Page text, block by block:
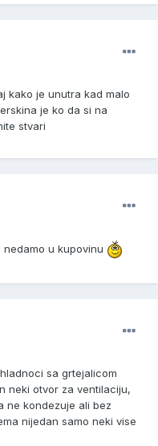
kako je unutra kad malo
je ko da si na
stvari
u kupovinu
sa grtejalicom
neki otvor za ventilaciju,
ne kondezuje ali bez
nijedan samo neki vise